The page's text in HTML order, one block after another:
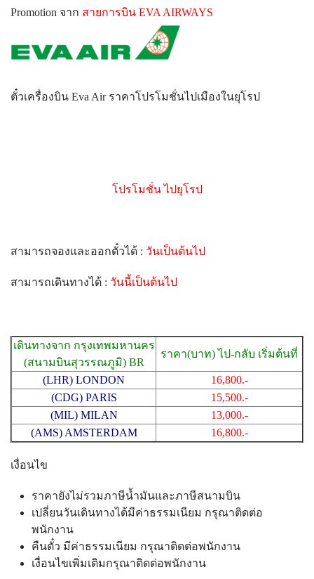
Promotion จาก สายการบิน EVA AIRWAYS
ตั๋วเครื่องบิน Eva Air ราคาโปรโมชั่นไปเมืองในยุโรป
โปรโมชั่น ไปยุโรป
สามารถจองและออกตั๋วได้ : วันเป็นต้นไป
สามารถเดินทางได้ : วันนี้เป็นต้นไป
เดินทางจาก กรุงเทพมหานคร
(สนามบินสุวรรณภูมิ) BR
ราคา(บาท) ไป-กลับ เริ่มต้นที่
(LHR) LONDON
16,800.-
(CDG) PARIS
15,500.-
(MIL) MILAN
13,000.-
(AMS) AMSTERDAM
16,800.-
เงื่อนไข
ราคายังไม่รวมภาษีน้ำมันและภาษีสนามบิน
เปลี่ยนวันเดินทางได้มีค่าธรรมเนียม กรุณาติดต่อ
พนักงาน
คืนตั๋ว มีค่าธรรมเนียม กรุณาติดต่อพนักงาน
เงื่อนไขเพิ่มเติมกรุณาติดต่อพนักงาน